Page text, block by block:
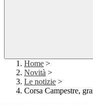
Home >
Novità >
Le notizie >
Corsa Campestre,